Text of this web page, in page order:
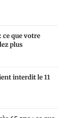
ce que votre
plus
interdit le 11